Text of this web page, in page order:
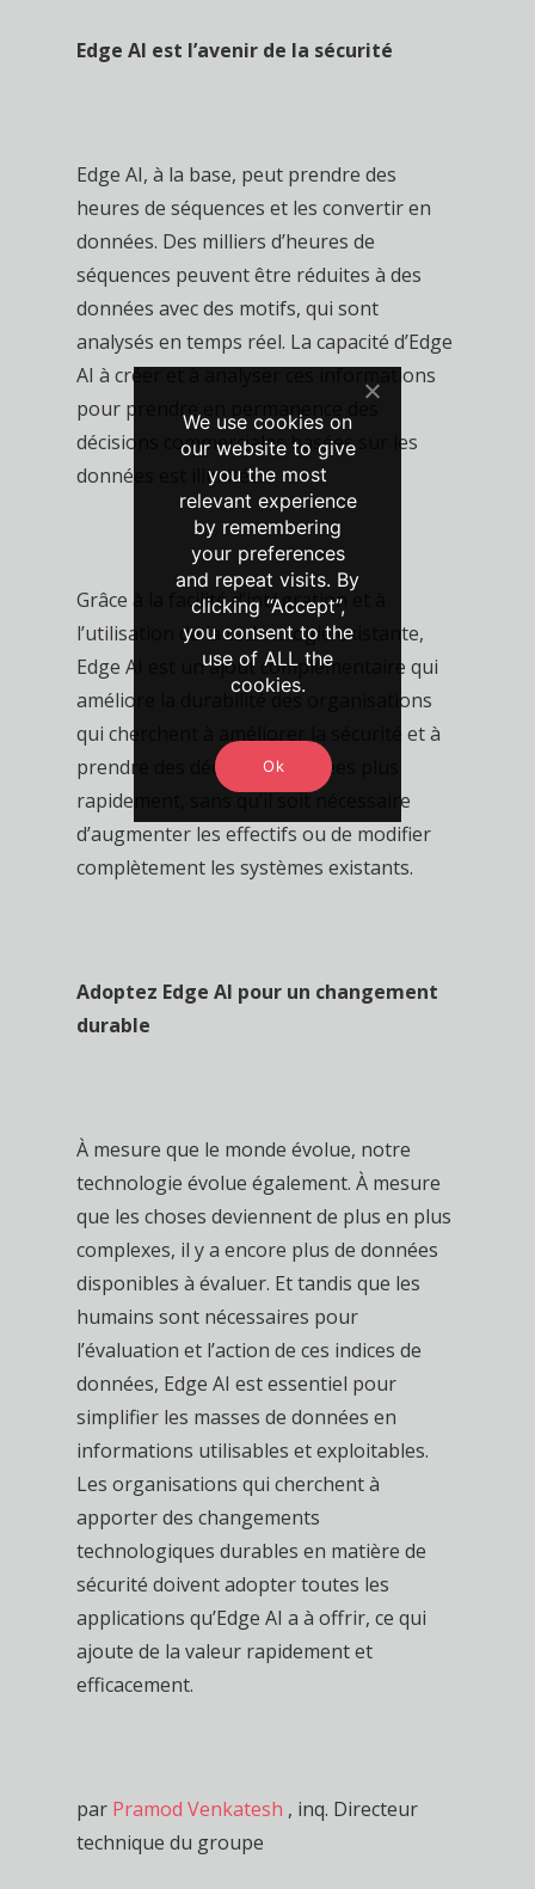
Edge AI est l’avenir de la sécurité
Edge AI, à la base, peut prendre des
heures de séquences et les convertir en
données. Des milliers d’heures de
séquences peuvent être réduites à des
données avec des motifs, qui sont
analysés en temps réel. La capacité d’Edge
AI à créer et à analyser ces informations
pour prendre en permanence des
décisions commerciales basées sur les
données est illimitée.
Grâce à la facilité d’intégration et à
l’utilisation de la technologie existante,
Edge AI est un ajout complémentaire qui
améliore la durabilité des organisations
qui cherchent à améliorer la sécurité et à
prendre des décisions éclairées plus
rapidement, sans qu’il soit nécessaire
d’augmenter les effectifs ou de modifier
complètement les systèmes existants.
Adoptez Edge AI pour un changement
durable
À mesure que le monde évolue, notre
technologie évolue également. À mesure
que les choses deviennent de plus en plus
complexes, il y a encore plus de données
disponibles à évaluer. Et tandis que les
humains sont nécessaires pour
l’évaluation et l’action de ces indices de
données, Edge AI est essentiel pour
simplifier les masses de données en
informations utilisables et exploitables.
Les organisations qui cherchent à
apporter des changements
technologiques durables en matière de
sécurité doivent adopter toutes les
applications qu’Edge AI a à offrir, ce qui
ajoute de la valeur rapidement et
efficacement.
par Pramod Venkatesh , inq. Directeur
technique du groupe
We use cookies on
our website to give
you the most
relevant experience
by remembering
your preferences
and repeat visits. By
clicking “Accept”,
you consent to the
use of ALL the
cookies.
Ok